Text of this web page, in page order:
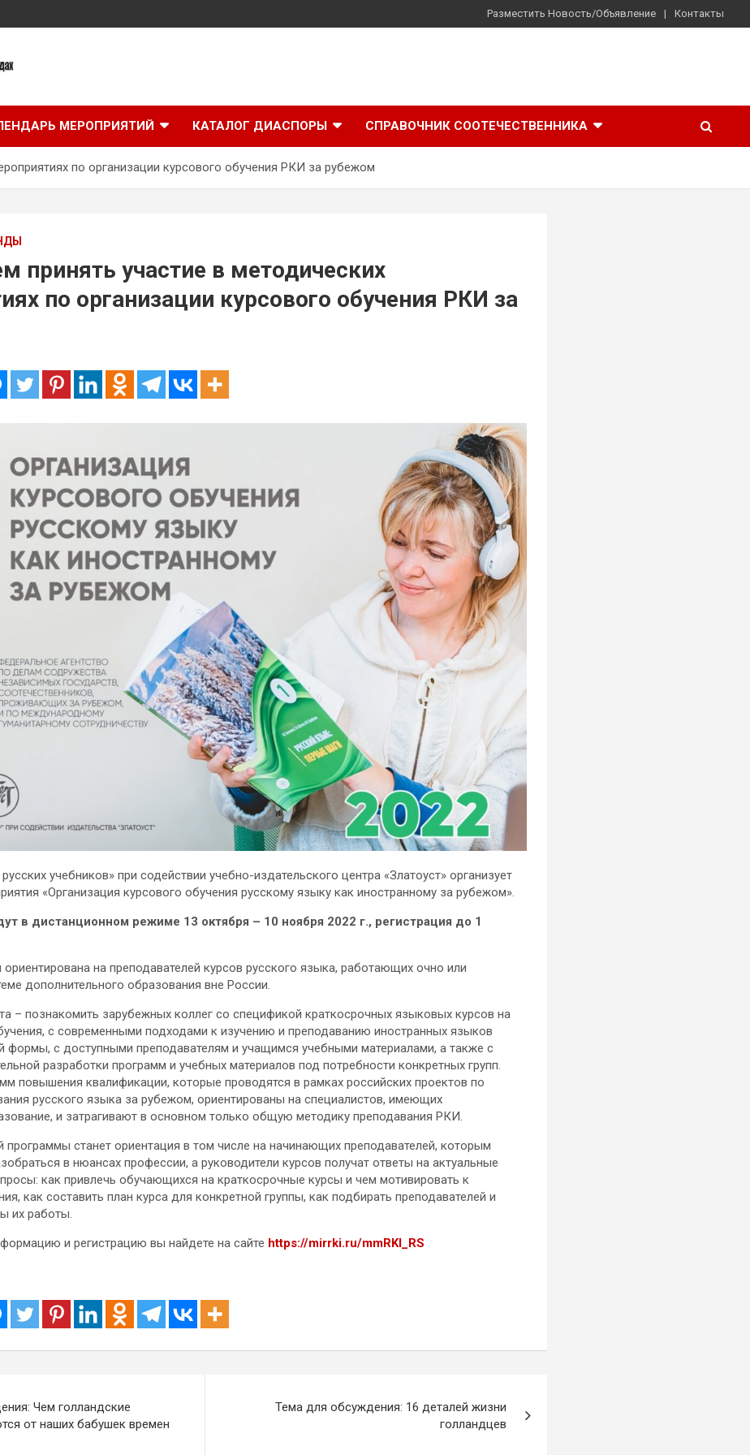
Разместить Новость/Объявление Контакты
МЕРОПРИЯТИЙ КАТАЛОГ ДИАСПОРЫ СПРАВОЧНИК СООТЕЧЕСТВЕННИКА
по организации курсового обучения РКИ за рубежом
принять участие в методических
по организации курсового обучения РКИ за
учебников» при содействии учебно-издательского центра «Златоуст» организует
«Организация курсового обучения русскому языку как иностранному за рубежом».
в дистанционном режиме 13 октября – 10 ноября 2022 г., регистрация до 1
на преподавателей курсов русского языка, работающих очно или
дополнительного образования вне России.
– познакомить зарубежных коллег со спецификой краткосрочных языковых курсов на
с современными подходами к изучению и преподаванию иностранных языков
формы, с доступными преподавателям и учащимся учебными материалами, а также с
разработки программ и учебных материалов под потребности конкретных групп.
повышения квалификации, которые проводятся в рамках российских проектов по
русского языка за рубежом, ориентированы на специалистов, имеющих
и затрагивают в основном только общую методику преподавания РКИ.
станет ориентация в том числе на начинающих преподавателей, которым
в нюансах профессии, а руководители курсов получат ответы на актуальные
как привлечь обучающихся на краткосрочные курсы и чем мотивировать к
как составить план курса для конкретной группы, как подбирать преподавателей и
их работы.
и регистрацию вы найдете на сайте https://mirrki.ru/mmRKI_RS
Чем голландские
от наших бабушек времен
Тема для обсуждения: 16 деталей жизни
голландцев